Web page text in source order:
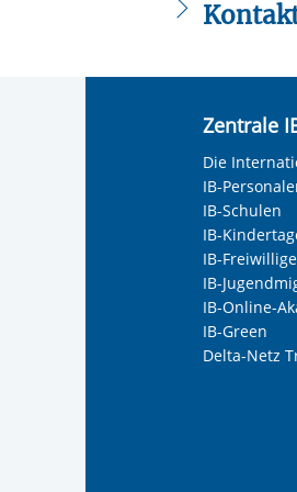
,
Aktivitäten
Keine
Frau
Herr
Nachname,
Zentrale
Die
IB-
IB-Schulen
IB-
IB-
IB-
IB-Online-
IB-Green
Delta-Netz